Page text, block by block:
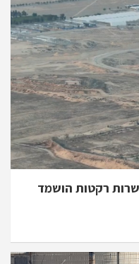
רקטות הושמד